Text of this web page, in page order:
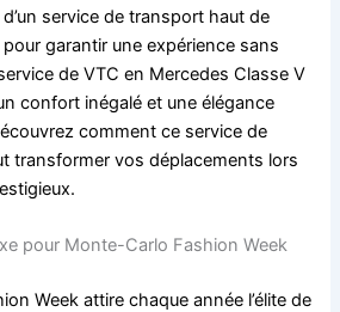
service de transport haut de
garantir une expérience sans
de VTC en Mercedes Classe V
confort inégalé et une élégance
comment ce service de
transformer vos déplacements lors
pour Monte-Carlo Fashion Week
Week attire chaque année l’élite de